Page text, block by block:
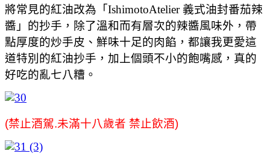
將常見的紅油改為「IshimotoAtelier 義式油封番茄辣
醬」的抄手，除了溫和而有層次的辣醬風味外，帶
點厚度的炒手皮、鮮味十足的肉餡，都讓我更愛這
道特別的紅油抄手，加上個頭不小的飽嘴感，真的
好吃的亂七八糟。
(禁止酒駕.未滿十八歲者 禁止飲酒)